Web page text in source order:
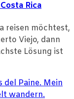
Rica
reisen möchtest,
Viejo, dann
Lösung ist